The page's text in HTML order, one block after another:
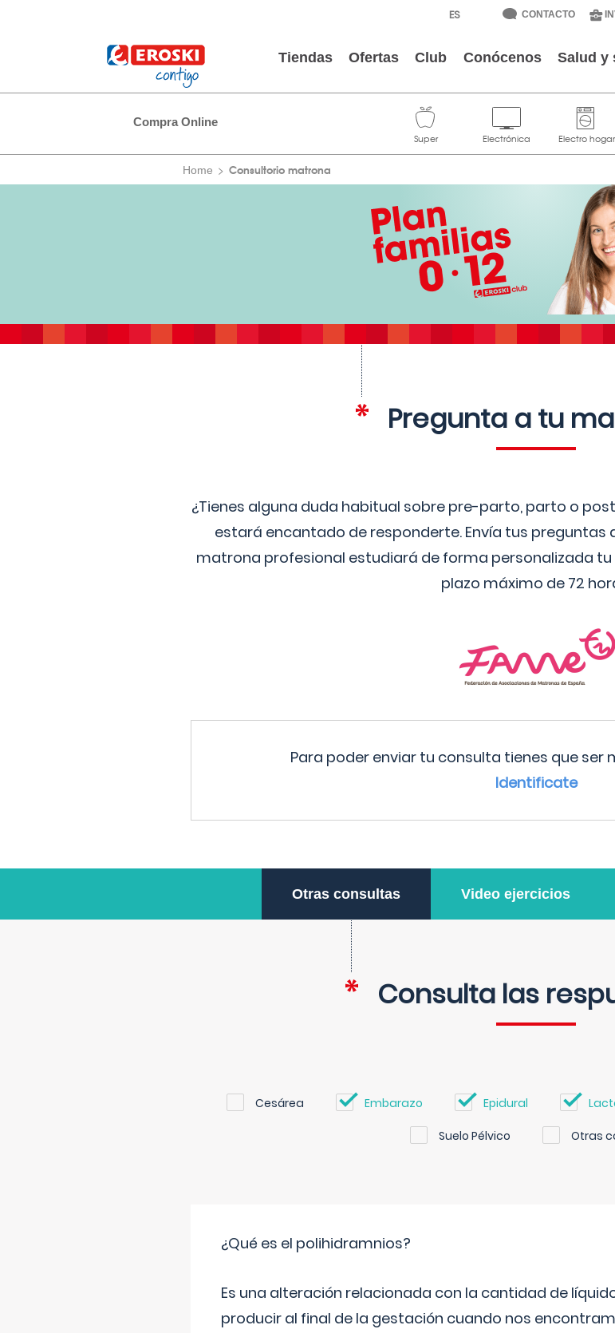
CONTACTO
Tiendas Ofertas Club Conócenos Salud y
Compra Online
Home Consultorio matrona
Pregunta a tu
¿Tienes alguna duda habitual sobre pre-parto, parto o
estará encantado de responderte. Envía tus
matrona profesional estudiará de forma personalizada
plazo máximo de 72
Para poder enviar tu consulta tienes que ser
Identificate
Otras consultas Video ejercicios
Consulta las
Cesárea Embarazo Epidural
Suelo Pélvico Otras
¿Qué es el polihidramnios?
Es una alteración relacionada con la cantidad de
producir al final de la gestación cuando nos